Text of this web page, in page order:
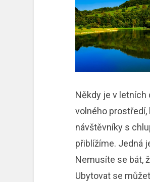
Někdy je v letních
volného prostředí,
návštěvníky s
přiblížíme. Jedná
Nemusíte se bát,
Ubytovat se